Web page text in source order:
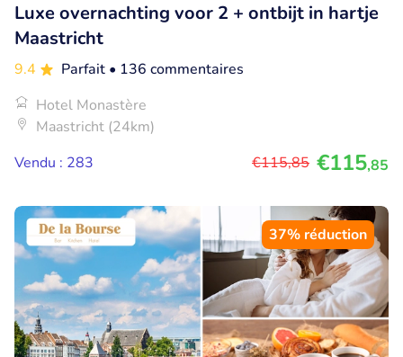
Luxe overnachting voor 2 + ontbijt in hartje
Maastricht
9.4 Parfait • 136 commentaires
Hotel Monastère
Maastricht (24km)
Vendu : 283
€115,85 €115,85
37% réduction